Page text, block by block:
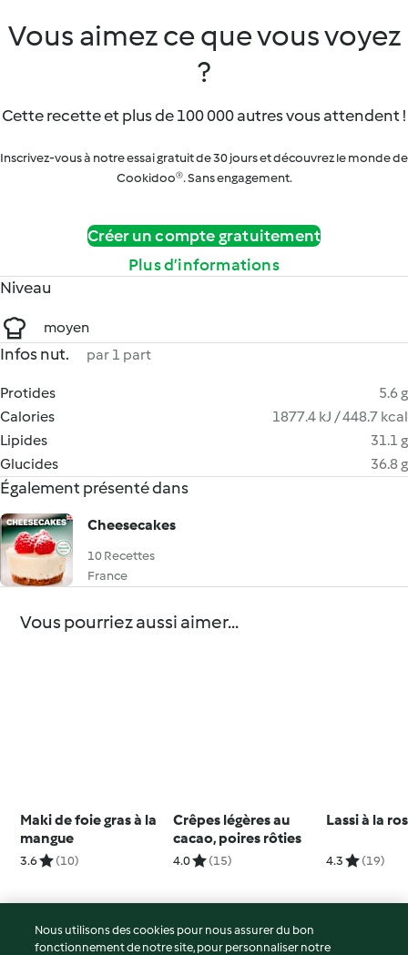
Vous aimez ce que vous voyez
?
Cette recette et plus de 100 000 autres vous attendent !
Inscrivez-vous à notre essai gratuit de 30 jours et découvrez le monde de
Cookidoo®. Sans engagement.
Créer un compte gratuitement
Plus d’informations
Niveau
moyen
Infos nut. par 1 part
Protides
5.6 g
Calories
1877.4 kJ / 448.7 kcal
Lipides
31.1 g
Glucides
36.8 g
Également présenté dans
Cheesecakes
10 Recettes
France
Vous pourriez aussi aimer...
Maki de foie gras à la
mangue
3.6 (10)
Crêpes légères au
cacao, poires rôties
4.0 (15)
Lassi à la
4.3 (19)
© Copyright 2026
Nous utilisons des cookies pour nous assurer du bon
fonctionnement de notre site, pour personnaliser notre